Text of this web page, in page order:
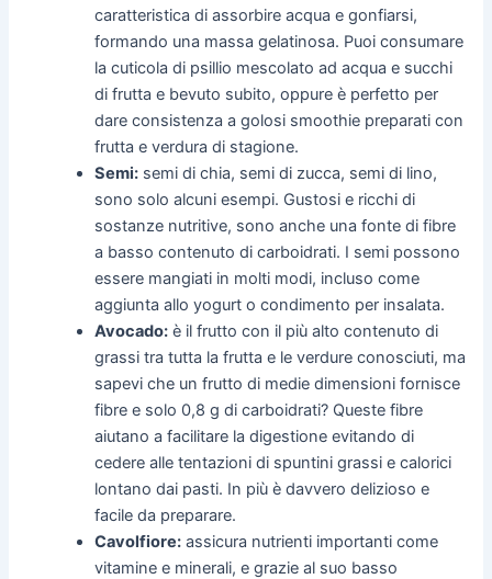
caratteristica di assorbire acqua e gonfiarsi,
formando una massa gelatinosa. Puoi consumare
la cuticola di psillio mescolato ad acqua e succhi
di frutta e bevuto subito, oppure è perfetto per
dare consistenza a golosi smoothie preparati con
frutta e verdura di stagione.
Semi: semi di chia, semi di zucca, semi di lino,
sono solo alcuni esempi. Gustosi e ricchi di
sostanze nutritive, sono anche una fonte di fibre
a basso contenuto di carboidrati. I semi possono
essere mangiati in molti modi, incluso come
aggiunta allo yogurt o condimento per insalata.
Avocado: è il frutto con il più alto contenuto di
grassi tra tutta la frutta e le verdure conosciuti, ma
sapevi che un frutto di medie dimensioni fornisce
fibre e solo 0,8 g di carboidrati? Queste fibre
aiutano a facilitare la digestione evitando di
cedere alle tentazioni di spuntini grassi e calorici
lontano dai pasti. In più è davvero delizioso e
facile da preparare.
Cavolfiore: assicura nutrienti importanti come
vitamine e minerali, e grazie al suo basso